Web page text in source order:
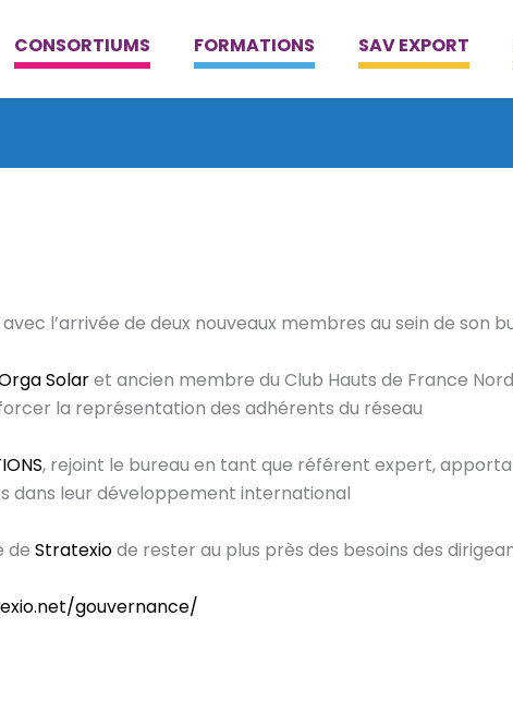
CONSORTIUMS FORMATIONS SAV EXPORT
l’arrivée de deux nouveaux membres au sein de son
Solaret ancien membre du Club Hauts de France
la représentation des adhérents du réseau
, rejoint le bureau en tant que référent expert,
dans leur développement international
de Stratexiode rester au plus près des besoins des
gouvernance/